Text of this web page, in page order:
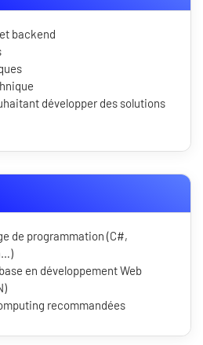
backend
développer des solutions
de programmation (C#,
en développement Web
recommandées